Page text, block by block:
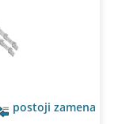
postoji zamena